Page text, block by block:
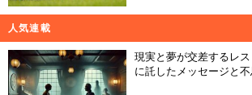
人気連載
現実と夢が交差するレ
に託したメッセージと